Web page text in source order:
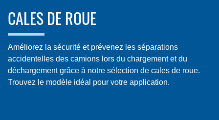
CALES DE ROUE
Améliorez la sécurité et prévenez les séparations
accidentelles des camions lors du chargement et du
déchargement grâce à notre sélection de cales de roue.
Trouvez le modèle idéal pour votre application.